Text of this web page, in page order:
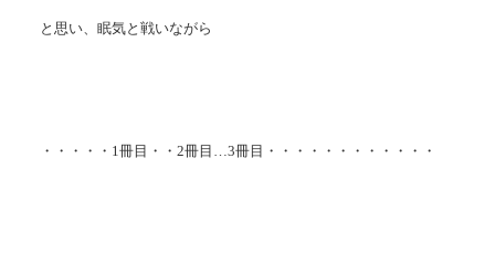
と思い、眠気と戦いながら
・・・・・1冊目・・2冊目…3冊目・・・・・・・・・・・・